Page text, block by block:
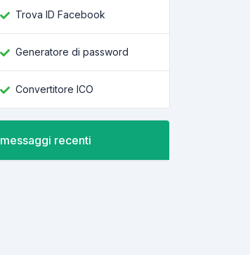
Trova ID Facebook
Generatore di password
Convertitore ICO
messaggi recenti